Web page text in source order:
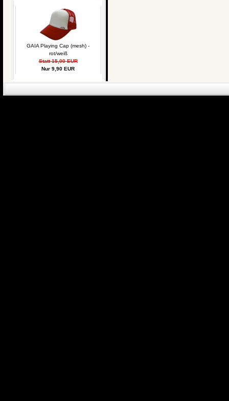
GAIA Playing Cap (mesh) -
rot/weiß
Statt 15,00 EUR
Nur 9,90 EUR